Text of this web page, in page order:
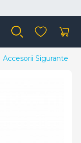
Accesorii Sigurante